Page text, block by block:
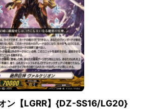
ン【LGRR】{DZ-SS16/LG20}